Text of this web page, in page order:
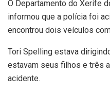
O Departamento do Xerife
informou que a polícia foi
encontrou dois veículos
Tori Spelling estava
estavam seus filhos e três
acidente.